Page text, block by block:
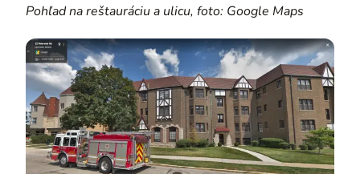
Pohľad na reštauráciu a ulicu, foto: Google Maps